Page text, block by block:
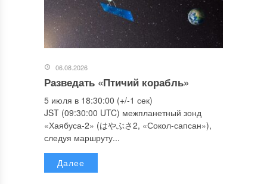
06.08.2026
Разведать «Птичий корабль»
5 июля в 18:30:00 (+/-1 сек)
JST (09:30:00 UTC) межпланетный зонд
«Хаябуса-2» (はやぶさ2, «Сокол-сапсан»),
следуя маршруту...
Далее